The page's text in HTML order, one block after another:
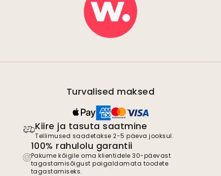
Turvalised maksed
Kiire ja tasuta saatmine
Tellimused saadetakse 2-5 päeva jooksul.
100% rahulolu garantii
Pakume kõigile oma klientidele 30-päevast
tagastamisõigust paigaldamata toodete
tagastamiseks.